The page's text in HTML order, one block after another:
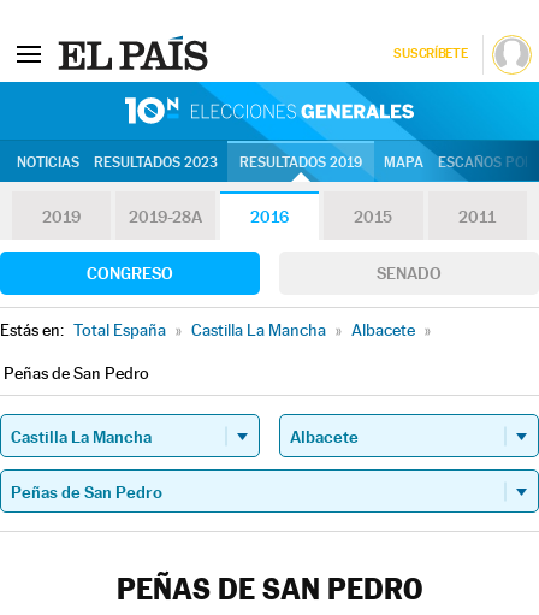
SUSCRÍBETE
NOTICIAS RESULTADOS 2023 RESULTADOS 2019 MAPA ESCAÑOS
2019 2019-28A 2016 2015 2011
CONGRESO SENADO
Estás en: Total España » Castilla La Mancha » Albacete »
Peñas de San Pedro
PEÑAS DE SAN PEDRO